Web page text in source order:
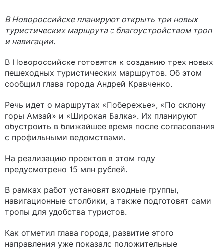
В Новороссийске планируют открыть три новых
туристических маршрута с благоустройством троп
и навигации.
В Новороссийске готовятся к созданию трех новых
пешеходных туристических маршрутов. Об этом
сообщил глава города Андрей Кравченко.
Речь идет о маршрутах «Побережье», «По склону
горы Амзай» и «Широкая Балка». Их планируют
обустроить в ближайшее время после согласования
с профильными ведомствами.
На реализацию проектов в этом году
предусмотрено 15 млн рублей.
В рамках работ установят входные группы,
навигационные столбики, а также подготовят сами
тропы для удобства туристов.
Как отметил глава города, развитие этого
направления уже показало положительные